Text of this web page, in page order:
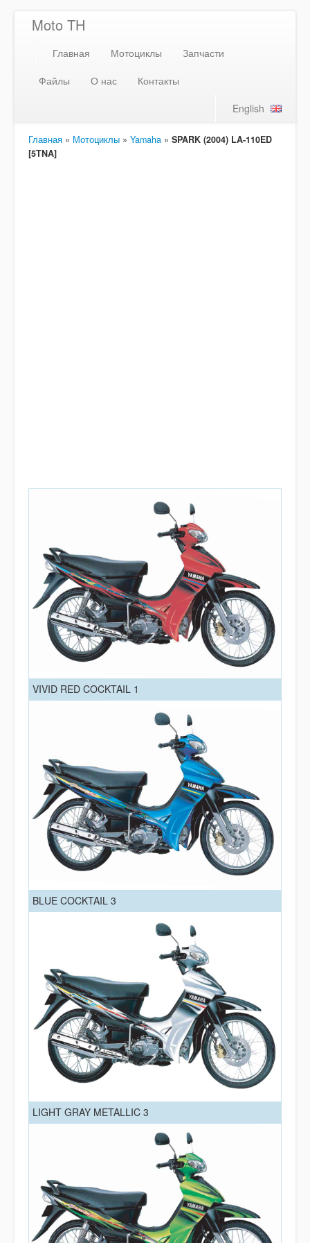
Moto TH
Главная Мотоциклы
Запчасти
Файлы
О нас
Контакты
English
Главная » Мотоциклы » Yamaha » SPARK (2004) LA-110ED
[5TNA]
VIVID RED COCKTAIL 1
BLUE COCKTAIL 3
LIGHT GRAY METALLIC 3